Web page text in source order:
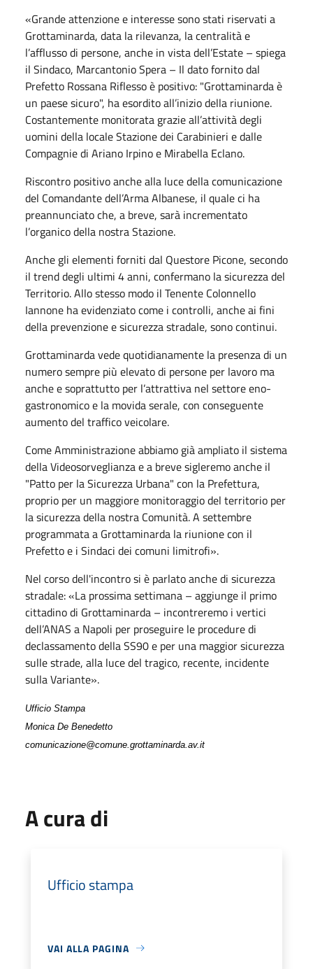
«Grande attenzione e interesse sono stati riservati a
Grottaminarda, data la rilevanza, la centralità e
l’afflusso di persone, anche in vista dell’Estate – spiega
il Sindaco, Marcantonio Spera – Il dato fornito dal
Prefetto Rossana Riflesso è positivo: "Grottaminarda è
un paese sicuro", ha esordito all’inizio della riunione.
Costantemente monitorata grazie all’attività degli
uomini della locale Stazione dei Carabinieri e dalle
Compagnie di Ariano Irpino e Mirabella Eclano.
Riscontro positivo anche alla luce della comunicazione
del Comandante dell’Arma Albanese, il quale ci ha
preannunciato che, a breve, sarà incrementato
l’organico della nostra Stazione.
Anche gli elementi forniti dal Questore Picone, secondo
il trend degli ultimi 4 anni, confermano la sicurezza del
Territorio. Allo stesso modo il Tenente Colonnello
Iannone ha evidenziato come i controlli, anche ai fini
della prevenzione e sicurezza stradale, sono continui.
Grottaminarda vede quotidianamente la presenza di un
numero sempre più elevato di persone per lavoro ma
anche e soprattutto per l’attrattiva nel settore eno-
gastronomico e la movida serale, con conseguente
aumento del traffico veicolare.
Come Amministrazione abbiamo già ampliato il sistema
della Videosorveglianza e a breve sigleremo anche il
"Patto per la Sicurezza Urbana" con la Prefettura,
proprio per un maggiore monitoraggio del territorio per
la sicurezza della nostra Comunità. A settembre
programmata a Grottaminarda la riunione con il
Prefetto e i Sindaci dei comuni limitrofi».
Nel corso dell'incontro si è parlato anche di sicurezza
stradale: «La prossima settimana – aggiunge il primo
cittadino di Grottaminarda – incontreremo i vertici
dell’ANAS a Napoli per proseguire le procedure di
declassamento della SS90 e per una maggior sicurezza
sulle strade, alla luce del tragico, recente, incidente
sulla Variante».
Ufficio Stampa
Monica De Benedetto
comunicazione@comune.grottaminarda.av.it
A cura di
Ufficio stampa
VAI ALLA PAGINA